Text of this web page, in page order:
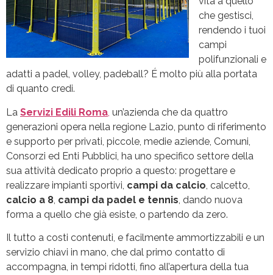
che gestisci,
rendendo i tuoi
campi
polifunzionali e
adatti a padel, volley, padeball? É molto più alla portata
di quanto credi.
La Servizi Edili Roma un’azienda che da quattro
generazioni opera nella regione Lazio, punto di riferimento
e supporto per privati, piccole, medie aziende, Comuni,
Consorzi ed Enti Pubblici, ha uno specifico settore della
sua attività dedicato proprio a questo: progettare e
realizzare impianti sportivi, campi da calcio , calcetto,
calcio a 8 campi da padel e tennis , dando nuova
forma a quello che già esiste, o partendo da zero.
Il tutto a costi contenuti, e facilmente ammortizzabili e un
servizio chiavi in mano, che dal primo contatto di
accompagna, in tempi ridotti, fino all’apertura della tua